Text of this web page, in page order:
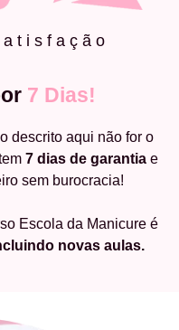
7 Dias!
descrito aqui não for o
7 dias de garantiae
sem burocracia!
Escola da Manicure é
novas aulas.